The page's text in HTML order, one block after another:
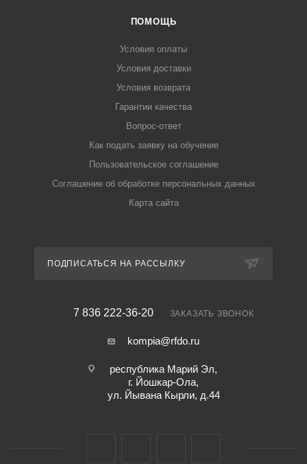
ПОМОЩЬ
Условия оплаты
Условия доставки
Условия возврата
Гарантии качества
Вопрос-ответ
Как подать заявку на обучение
Пользовательское соглашение
Соглашение об обработке персональных данных
Карта сайта
ПОДПИСАТЬСЯ НА РАССЫЛКУ
7 836 222-36-20 ЗАКАЗАТЬ ЗВОНОК
kompia@rfdo.ru
республика Марий Эл,
г. Йошкар-Ола,
ул. Йывана Кырли, д.44